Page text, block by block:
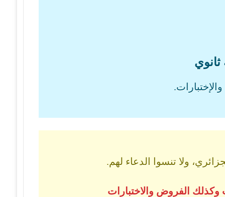
ثانوي
ولا تنسوا الدعاء لهم.
وكذلك الفروض والاختبارات